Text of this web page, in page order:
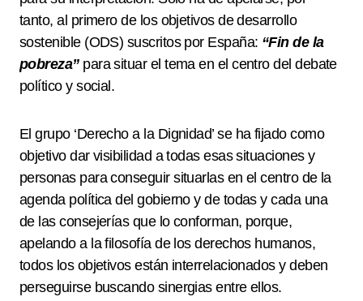
tanto, al primero de los objetivos de desarrollo
sostenible (ODS) suscritos por España: “Fin de la
pobreza” para situar el tema en el centro del debate
político y social.
El grupo ‘Derecho a la Dignidad’ se ha fijado como
objetivo dar visibilidad a todas esas situaciones y
personas para conseguir situarlas en el centro de la
agenda política del gobierno y de todas y cada una
de las consejerías que lo conforman, porque,
apelando a la filosofía de los derechos humanos,
todos los objetivos están interrelacionados y deben
perseguirse buscando sinergias entre ellos.